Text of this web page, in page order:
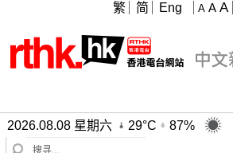
A A A
繁 简 Eng
2026.08.08 星期六 29°C
87%
S